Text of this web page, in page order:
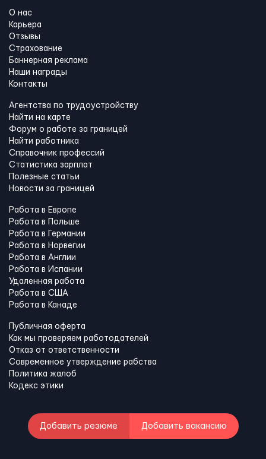
О нас
Карьера
Отзывы
Страхование
Баннерная реклама
Наши награды
Контакты
Агентства по трудоустройству
Найти на карте
Форум о работе за границей
Найти работника
Справочник профессий
Статистика зарплат
Полезные статьи
Новости за границей
Работа в Европе
Работа в Польше
Работа в Германии
Работа в Норвегии
Работа в Англии
Работа в Испании
Удаленная работа
Работа в США
Работа в Канадe
Публичная оферта
Как мы проверяем работодателей
Отказ от ответственности
Современное утверждение рабства
Политика жалоб
Кодекс этики
Добавить резюме Добавить вакансию